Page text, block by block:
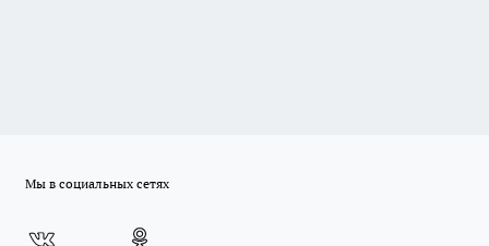
Мы в социальных сетях